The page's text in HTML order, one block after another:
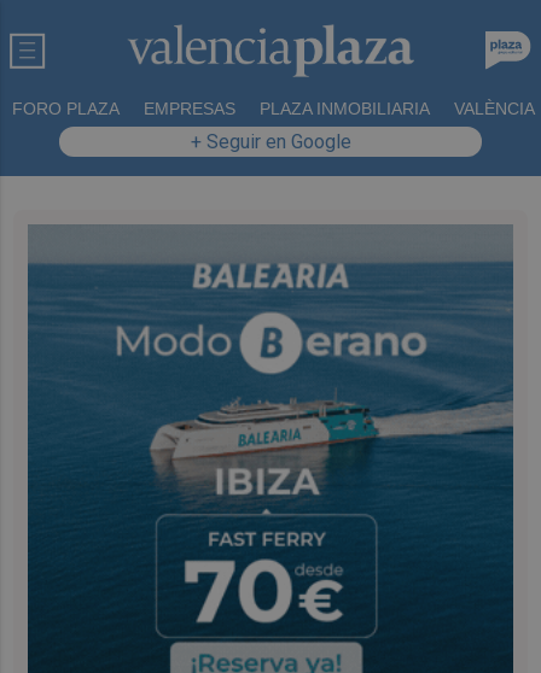
FORO PLAZA EMPRESAS PLAZA INMOBILIARIA VALÈNCIA
+ Seguir en Google